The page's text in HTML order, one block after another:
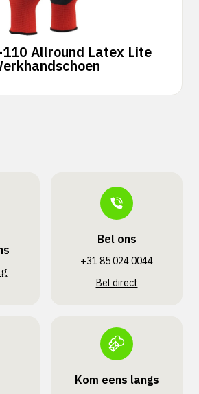
110 Allround Latex Lite
Bel ons
+31 85 024 0044
Bel direct
Kom eens langs